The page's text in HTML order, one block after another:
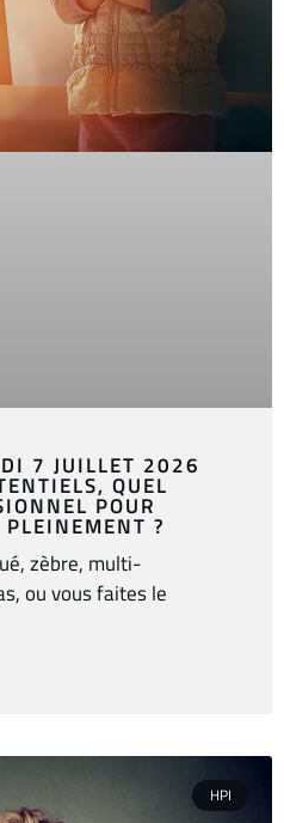
7 JUILLET 2026
QUEL
POUR
?
zèbre, multi-
ou vous faites le
HPI